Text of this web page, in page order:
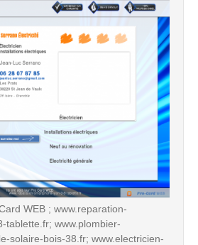
WEB ; www.reparation-
tablette.fr; www.plombier-
solaire-bois-38.fr; www.electricien-